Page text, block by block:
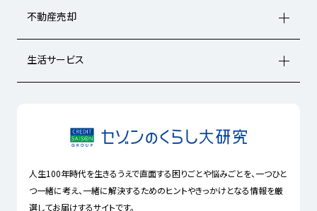
不動産売却
生活サービス
人生100年時代を生きるうえで直面する困りごとや悩みごとを、一つひと
つ一緒に考え、一緒に解決するためのヒントやきっかけとなる情報を厳
選してお届けするサイトです。